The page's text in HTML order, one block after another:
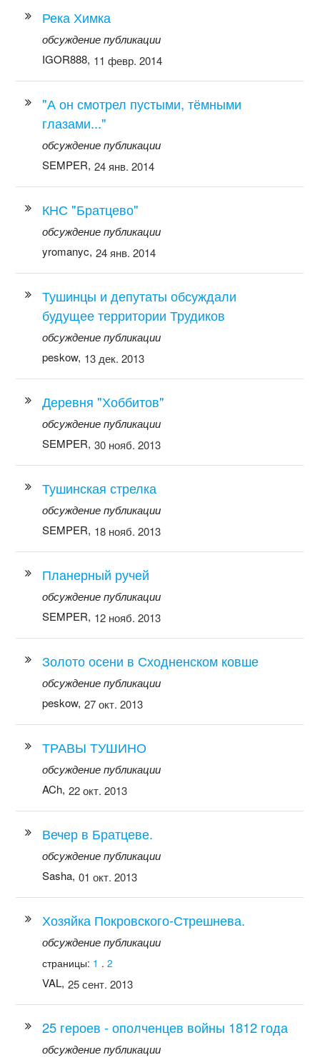
Река Химка
обсуждение публикации
IGOR888, 11 февр. 2014
"А он смотрел пустыми, тёмными
глазами..."
обсуждение публикации
SEMPER, 24 янв. 2014
КНС "Братцево"
обсуждение публикации
yromanyc, 24 янв. 2014
Тушинцы и депутаты обсуждали
будущее территории Трудиков
обсуждение публикации
peskow, 13 дек. 2013
Деревня "Хоббитов"
обсуждение публикации
SEMPER, 30 нояб. 2013
Тушинская стрелка
обсуждение публикации
SEMPER, 18 нояб. 2013
Планерный ручей
обсуждение публикации
SEMPER, 12 нояб. 2013
Золото осени в Сходненском ковше
обсуждение публикации
peskow, 27 окт. 2013
ТРАВЫ ТУШИНО
обсуждение публикации
ACh, 22 окт. 2013
Вечер в Братцеве.
обсуждение публикации
Sasha, 01 окт. 2013
Хозяйка Покровского-Стрешнева.
обсуждение публикации
страницы: 1 .2
VAL, 25 сент. 2013
25 героев - ополченцев войны 1812 года
обсуждение публикации